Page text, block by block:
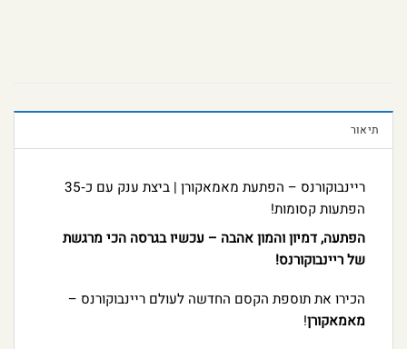
תיאור
ריינבוקורנס – הפתעת מאמאקורן | ביצת ענק עם כ‑35
הפתעות קסומות!
הפתעה, דמיון והמון אהבה – עכשיו בגרסה הכי מרגשת
של ריינבוקורנס!
הכירו את תוספת הקסם החדשה לעולם ריינבוקורנס –
מאמאקורן!